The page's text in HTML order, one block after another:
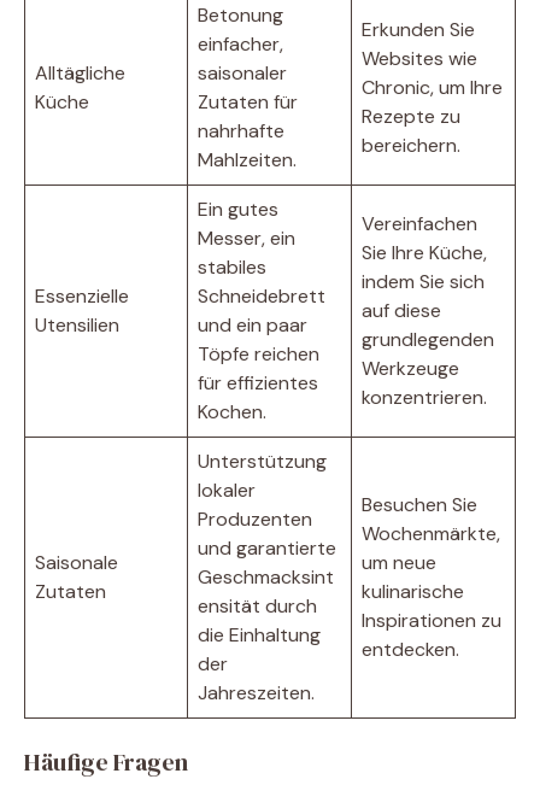
Alltägliche
Küche
Betonung
einfacher,
saisonaler
Zutaten für
nahrhafte
Mahlzeiten.
Erkunden Sie
Websites wie
Chronic, um Ihre
Rezepte zu
bereichern.
Essenzielle
Utensilien
Ein gutes
Messer, ein
stabiles
Schneidebrett
und ein paar
Töpfe reichen
für effizientes
Kochen.
Vereinfachen
Sie Ihre Küche,
indem Sie sich
auf diese
grundlegenden
Werkzeuge
konzentrieren.
Saisonale
Zutaten
Unterstützung
lokaler
Produzenten
und garantierte
Geschmacksint
ensität durch
die Einhaltung
der
Jahreszeiten.
Besuchen Sie
Wochenmärkte,
um neue
kulinarische
Inspirationen zu
entdecken.
Häufige Fragen